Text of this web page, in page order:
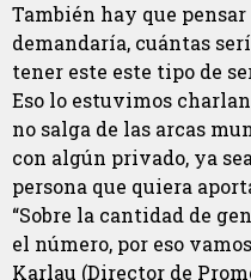
También hay que
demandaría, cuántas
tener este este tipo de
Eso lo estuvimos
no salga de las arcas
con algún privado, ya
persona que quiera
“Sobre la cantidad de
el número, por eso
Karlau (Director de